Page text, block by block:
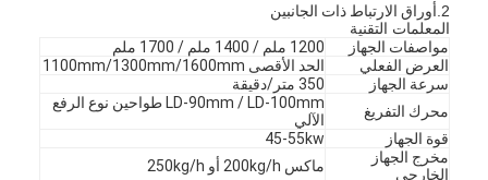
2. أوراق الارتباط ذات الجانبين
المعلمات التقنية
مواصفات الجهاز
1200 ملم / 1400 ملم / 1700 ملم
العرض الفعلي
الحد الأقصى 1100mm/1300mm/1600mm
سرعة الجهاز
350 متر/دقيقة
محرك التفريغ
LD-90mm / LD-100mm ‬طواحين نوع الرفع
الآلي‬
قوة الجهاز
45-55kw
مخرج الجهاز
الخارجي
ماكس 200kg/h أو 250kg/h